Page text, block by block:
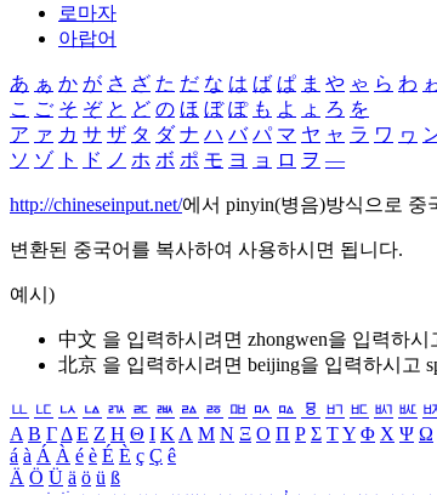
로마자
아랍어
あ ぁ か が さ ざ た だ な は ば ぱ ま や ゃ ら わ
こ ご そ ぞ と ど の ほ ぼ ぽ も よ ょ ろ を
ア ァ カ サ ザ タ ダ ナ ハ バ パ マ ヤ ャ ラ ワ ヮ
ソ ゾ ト ド ノ ホ ボ ポ モ ヨ ョ ロ ヲ ―
http://chineseinput.net/에서 pinyin(병음)방식으로 중
변환된 중국어를 복사하여 사용하시면 됩니다.
예시)
中文 을 입력하시려면 zhongwen을 입력하시
北京 을 입력하시려면 beijing을 입력하시고
ㅥ ㅦ ㅧ ㅨ ㅩ ㅪ ㅫ ㅬ ㅭ ㅮ ㅯ ㅰ ㅱ ㅲ ㅳ ㅴ ㅵ
Α Β ΓΔ Ε Ζ Η Θ Ι ΚΛ Μ Ν Ξ Ο Π Ρ Σ ΤΥ Φ Χ Ψ Ω
á à Á À é è É È ç Ç ê
Ä Ö Ü ä ö ü ß